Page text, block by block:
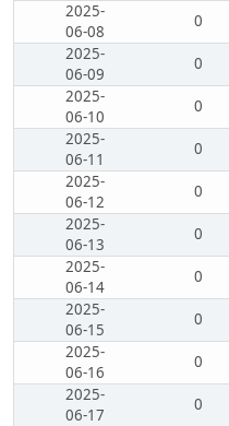
2025-
06-08
0
2025-
06-09
0
2025-
06-10
0
2025-
06-11
0
2025-
06-12
0
2025-
06-13
0
2025-
06-14
0
2025-
06-15
0
2025-
06-16
0
2025-
06-17
0